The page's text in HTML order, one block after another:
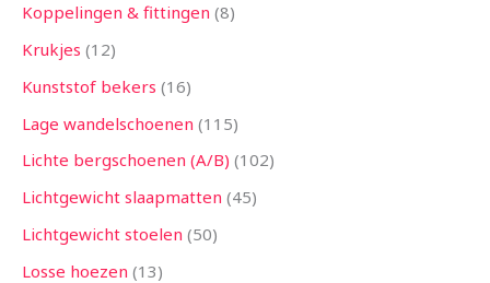
Koppelingen & fittingen 8
Krukjes 12
Kunststof bekers 16
Lage wandelschoenen 115
Lichte bergschoenen (A/B) 102
Lichtgewicht slaapmatten 45
Lichtgewicht stoelen 50
Losse hoezen 13